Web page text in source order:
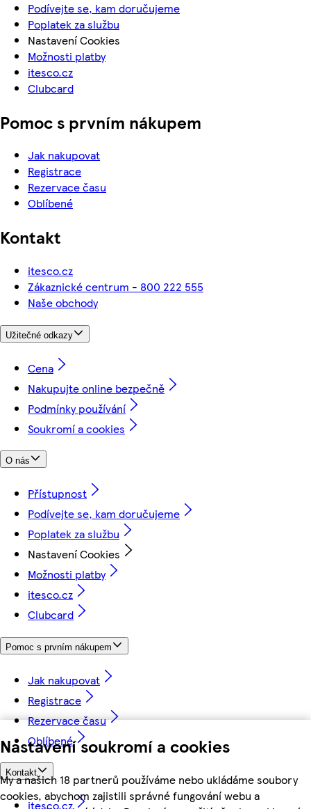
Nastavení soukromí a cookies
My a našich 18 partnerů používáme nebo ukládáme soubory
cookies, abychom zajistili správné fungování webu a
Podívejte se, kam doručujeme
Poplatek za službu
Nastavení Cookies
Možnosti platby
itesco.cz
Clubcard
Pomoc s prvním nákupem
Jak nakupovat
Registrace
Rezervace času
Oblíbené
Kontakt
itesco.cz
Zákaznické centrum - 800 222 555
Naše obchody
Užitečné odkazy
Cena
Nakupujte online bezpečně
Podmínky používání
Soukromí a cookies
O nás
Přístupnost
Podívejte se, kam doručujeme
Poplatek za službu
Nastavení Cookies
Možnosti platby
itesco.cz
Clubcard
Pomoc s prvním nákupem
Jak nakupovat
Registrace
Rezervace času
Oblíbené
Kontakt
itesco.cz